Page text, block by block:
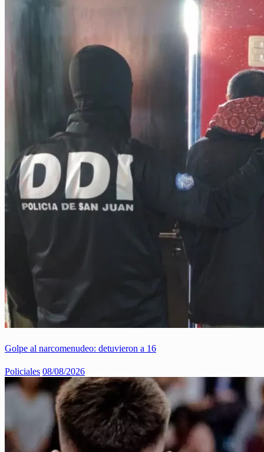
Golpe al narcomenudeo: detuvieron a 16
Policiales 08/08/2026